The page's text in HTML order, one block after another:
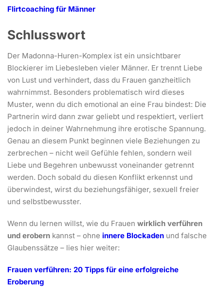
Flirtcoaching für Männer
Schlusswort
Der Madonna-Huren-Komplex ist ein unsichtbarer
Blockierer im Liebesleben vieler Männer. Er trennt Liebe
von Lust und verhindert, dass du Frauen ganzheitlich
wahrnimmst. Besonders problematisch wird dieses
Muster, wenn du dich emotional an eine Frau bindest: Die
Partnerin wird dann zwar geliebt und respektiert, verliert
jedoch in deiner Wahrnehmung ihre erotische Spannung.
Genau an diesem Punkt beginnen viele Beziehungen zu
zerbrechen – nicht weil Gefühle fehlen, sondern weil
Liebe und Begehren unbewusst voneinander getrennt
werden. Doch sobald du diesen Konflikt erkennst und
überwindest, wirst du beziehungsfähiger, sexuell freier
und selbstbewusster.
Wenn du lernen willst, wie du Frauen wirklich verführen
und erobern kannst – ohne innere Blockaden und falsche
Glaubenssätze – lies hier weiter:
Frauen verführen: 20 Tipps für eine erfolgreiche
Eroberung